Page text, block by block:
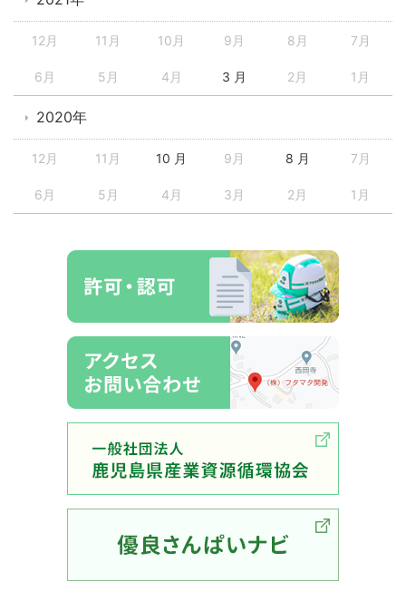
12月 11月 10月 9月 8月 7月
6月 5月 4月 3 月 2月 1月
2020年
12月 11月 10 月 9月 8 月 7月
6月 5月 4月 3月 2月 1月